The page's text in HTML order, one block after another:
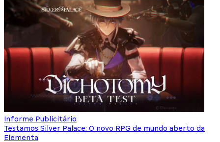
Informe Publicitário
Testamos Silver Palace: O novo RPG de mundo aberto da
Elementa